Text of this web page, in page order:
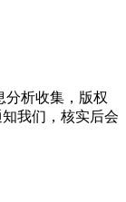
分析收集，版权
我们，核实后会